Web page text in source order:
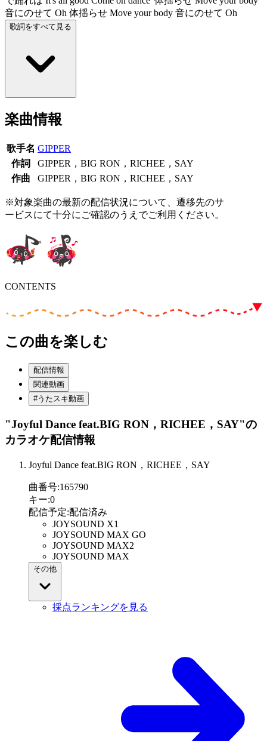
音にのせて Oh 体揺らせ Move your body 音にのせて Oh
歌詞をすべて見る
楽曲情報
歌手名 GIPPER
作詞
GIPPER，BIG RON，RICHEE，SAY
作曲
GIPPER，BIG RON，RICHEE，SAY
※対象楽曲の最新の配信状況について、遷移先のサ
ービスにて十分にご確認のうえでご利用ください。
CONTENTS
この曲を楽しむ
配信情報
関連動画
#うたスキ動画
"Joyful Dance feat.BIG RON，RICHEE，SAY"の
カラオケ配信情報
Joyful Dance feat.BIG RON，RICHEE，SAY
曲番号:165790
キー:0
配信予定:配信済み
JOYSOUND X1
JOYSOUND MAX GO
JOYSOUND MAX2
JOYSOUND MAX
その他
採点ランキングを見る